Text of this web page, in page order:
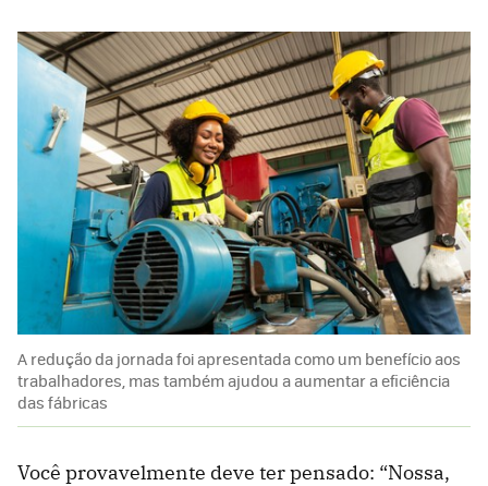
A redução da jornada foi apresentada como um benefício aos
trabalhadores, mas também ajudou a aumentar a eficiência
das fábricas
Você provavelmente deve ter pensado: “Nossa,